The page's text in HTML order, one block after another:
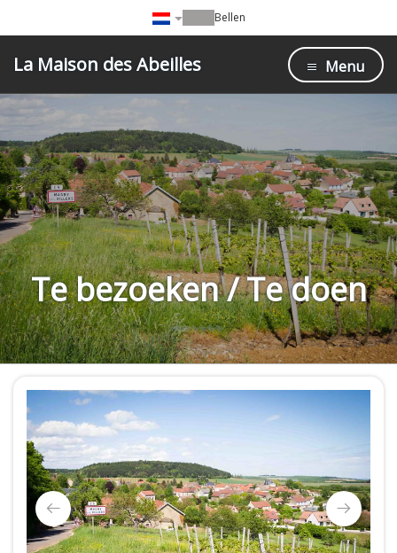
Bellen
La Maison des Abeilles Menu
Te bezoeken / Te doen